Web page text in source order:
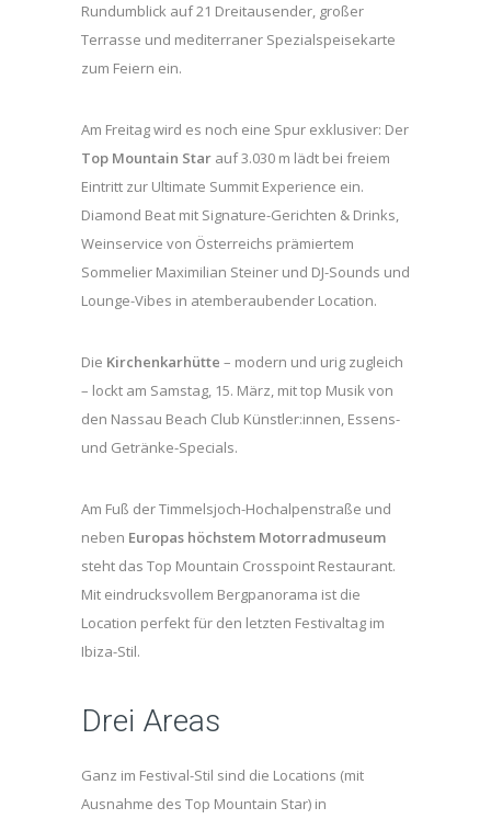
Rundumblick auf 21 Dreitausender, großer
Terrasse und mediterraner Spezialspeisekarte
zum Feiern ein.
Am Freitag wird es noch eine Spur exklusiver: Der
Top Mountain Star auf 3.030 m lädt bei freiem
Eintritt zur Ultimate Summit Experience ein.
Diamond Beat mit Signature-Gerichten & Drinks,
Weinservice von Österreichs prämiertem
Sommelier Maximilian Steiner und DJ-Sounds und
Lounge-Vibes in atemberaubender Location.
Die Kirchenkarhütte – modern und urig zugleich
– lockt am Samstag, 15. März, mit top Musik von
den Nassau Beach Club Künstler:innen, Essens-
und Getränke-Specials.
Am Fuß der Timmelsjoch-Hochalpenstraße und
neben Europas höchstem Motorradmuseum
steht das Top Mountain Crosspoint Restaurant.
Mit eindrucksvollem Bergpanorama ist die
Location perfekt für den letzten Festivaltag im
Ibiza-Stil.
Drei Areas
Ganz im Festival-Stil sind die Locations (mit
Ausnahme des Top Mountain Star) in